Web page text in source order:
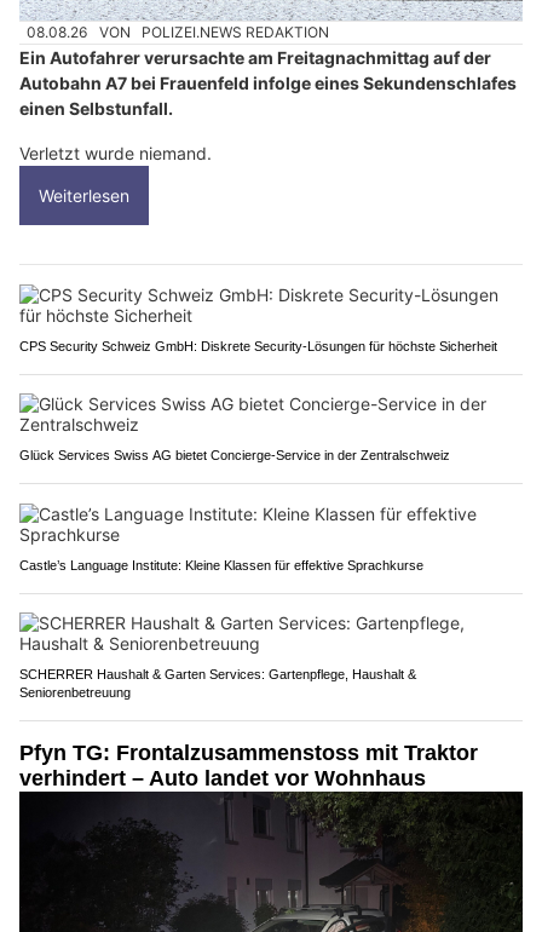
08.08.26 VON POLIZEI.NEWS REDAKTION
Ein Autofahrer verursachte am Freitagnachmittag auf der
Autobahn A7 bei Frauenfeld infolge eines Sekundenschlafes
einen Selbstunfall.
Verletzt wurde niemand.
Weiterlesen
CPS Security Schweiz GmbH: Diskrete Security-Lösungen für höchste Sicherheit
Glück Services Swiss AG bietet Concierge-Service in der Zentralschweiz
Castle’s Language Institute: Kleine Klassen für effektive Sprachkurse
SCHERRER Haushalt & Garten Services: Gartenpflege, Haushalt &
Seniorenbetreuung
Pfyn TG: Frontalzusammenstoss mit Traktor
verhindert – Auto landet vor Wohnhaus